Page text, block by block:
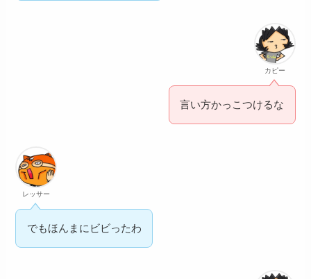
カピー
言い方かっこつけるな
レッサー
でもほんまにビビったわ